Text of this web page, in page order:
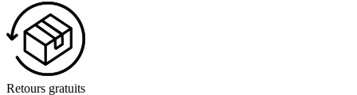
Retours gratuits